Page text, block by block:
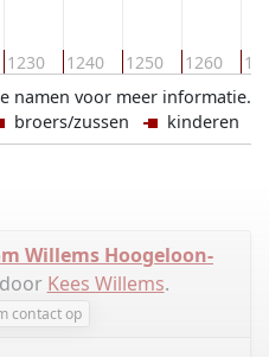
1230 1240 1250 1260
namen voor meer informatie.
broers/zussen kinderen
Willems Hoogeloon-
Kees Willems.
contact op